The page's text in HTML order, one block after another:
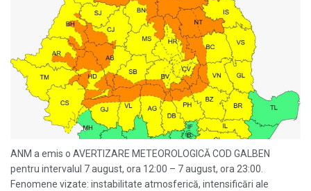
ANM a emis o AVERTIZARE METEOROLOGICĂ COD GALBEN
pentru intervalul 7 august, ora 12:00 – 7 august, ora 23:00.
Fenomene vizate: instabilitate atmosferică, intensificări ale